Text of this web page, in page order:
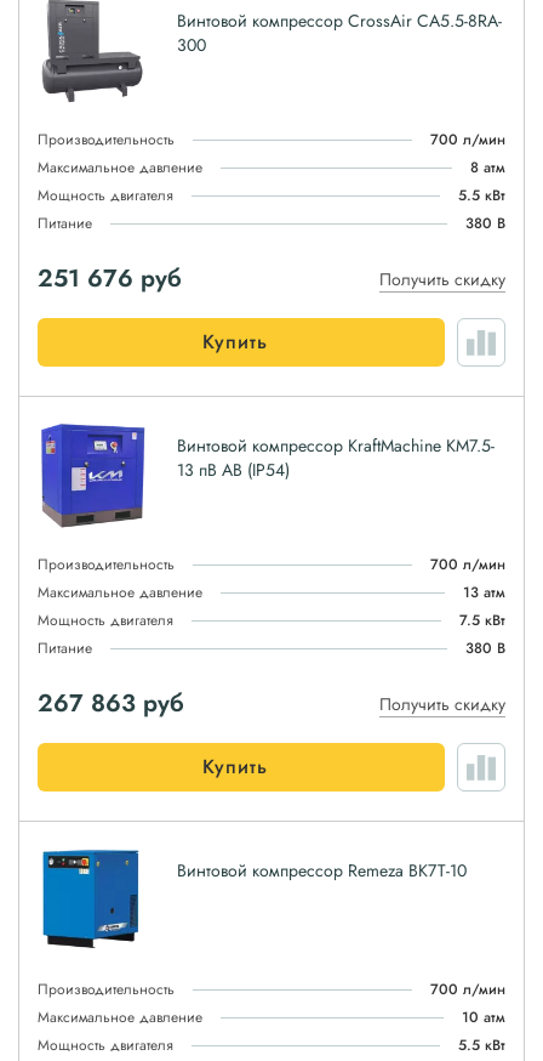
Винтовой компрессор CrossAir CA5.5-8RA-
300
Производительность
700 л/мин
Максимальное давление
8 атм
Мощность двигателя
5.5 кВт
Питание
380 В
251 676 руб Получить скидку
Купить
Винтовой компрессор KraftMachine KM7.5-
13 пВ AB (IP54)
Производительность
700 л/мин
Максимальное давление
13 атм
Мощность двигателя
7.5 кВт
Питание
380 В
267 863 руб Получить скидку
Купить
Винтовой компрессор Remeza ВК7Т-10
Производительность
700 л/мин
Максимальное давление
10 атм
Мощность двигателя
5.5 кВт